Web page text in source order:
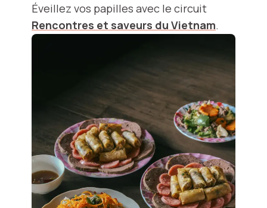
Éveillez vos papilles avec le circuit
Rencontres et saveurs du Vietnam.